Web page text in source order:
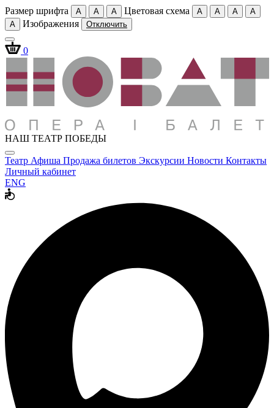
Размер шрифта A A A Цветовая схема A A A
A
A
Изображения Отключить
0
НАШ ТЕАТР ПОБЕДЫ
Театр Афиша Продажа билетов Экскурсии Новости Контакты
Личный кабинет
ENG